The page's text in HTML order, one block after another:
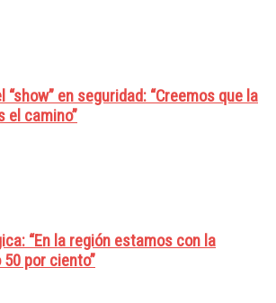
en seguridad: “Creemos que la
el camino”
“En la región estamos con la
por ciento”